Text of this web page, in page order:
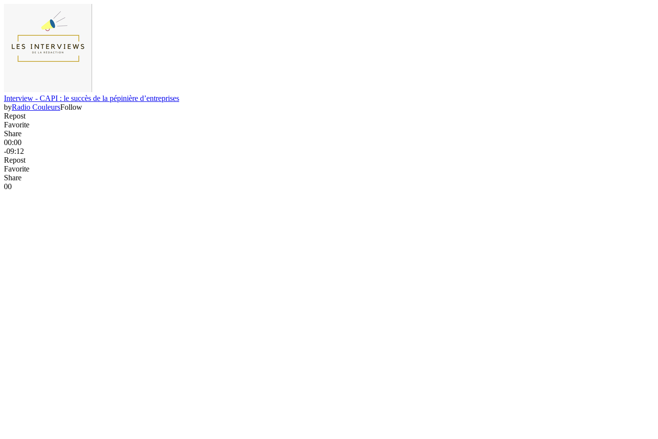
Interview - CAPI : le succès de la pépinière d’entreprises
byRadio CouleursFollow
Repost
Favorite
Share
00:00
-09:12
Repost
Favorite
Share
00